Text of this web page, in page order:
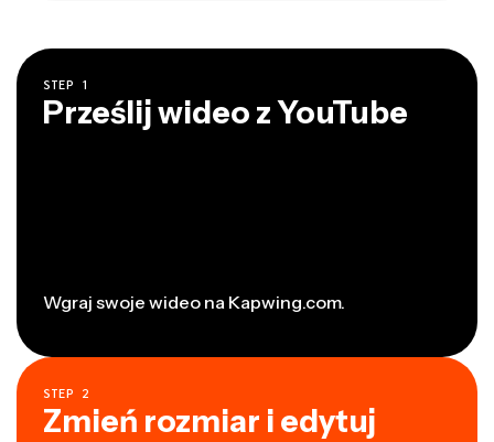
STEP 1
Prześlij wideo z YouTube
Wgraj swoje wideo na Kapwing.com.
STEP 2
Zmień rozmiar i edytuj